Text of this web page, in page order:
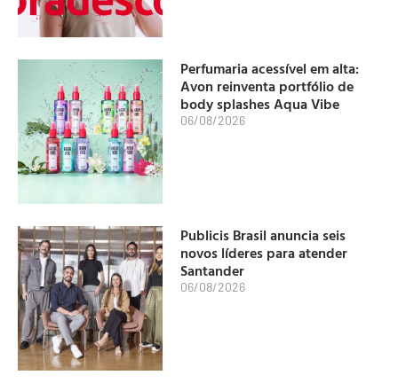
Perfumaria acessível em alta:
Avon reinventa portfólio de
body splashes Aqua Vibe
06/08/2026
Publicis Brasil anuncia seis
novos líderes para atender
Santander
06/08/2026